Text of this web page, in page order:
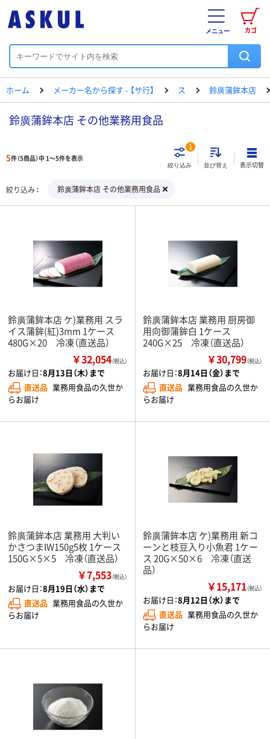
カゴ
メニュー
ホーム メーカー名から探す - 【サ行】 ス 鈴廣蒲鉾本店
鈴廣蒲鉾本店 その他業務用食品
5件（5商品）中 1～5件を表示
絞り込み
1
並び替え 表示切替
絞り込み 鈴廣蒲鉾本店 その他業務用食品
鈴廣蒲鉾本店 ケ)業務用 スラ
イス蒲鉾(紅)3mm 1ケース
480G×20 冷凍（直送品）
￥32,054（税込）
お届け日：8月13日（木）まで
直送品 業務用食品の久世か
らお届け
鈴廣蒲鉾本店 業務用 厨房御
用向御蒲鉾白 1ケース
240G×25 冷凍（直送品）
￥30,799（税込）
お届け日：8月14日（金）まで
直送品 業務用食品の久世か
らお届け
鈴廣蒲鉾本店 業務用 大判い
かさつまIW150g5枚 1ケース
150G×5×5 冷凍（直送品）
￥7,553（税込）
お届け日：8月19日（水）まで
直送品 業務用食品の久世か
らお届け
鈴廣蒲鉾本店 ケ)業務用 新コ
ーンと枝豆入り小魚君 1ケー
ス 20G×50×6 冷凍（直送
品）
￥15,171（税込）
お届け日：8月12日（水）まで
直送品 業務用食品の久世か
らお届け